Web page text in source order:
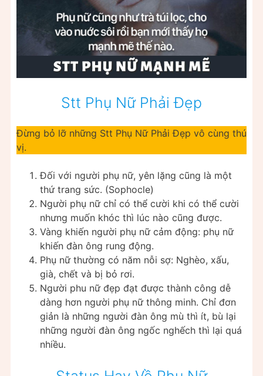
Stt Phụ Nữ Phải Đẹp
Đừng bỏ lỡ những Stt Phụ Nữ Phải Đẹp vô cùng thú
vị.
Đối với người phụ nữ, yên lặng cũng là một
thứ trang sức. (Sophocle)
Người phụ nữ chỉ có thể cười khi có thể cười
nhưng muốn khóc thì lúc nào cũng được.
Vàng khiến người phụ nữ cảm động: phụ nữ
khiến đàn ông rung động.
Phụ nữ thường có năm nỗi sợ: Nghèo, xấu,
già, chết và bị bỏ rơi.
Người phu nữ đẹp đạt được thành công dễ
dàng hơn người phụ nữ thông minh. Chỉ đơn
giản là những người đàn ông mù thì ít, bù lại
những người đàn ông ngốc nghếch thì lại quá
nhiều.